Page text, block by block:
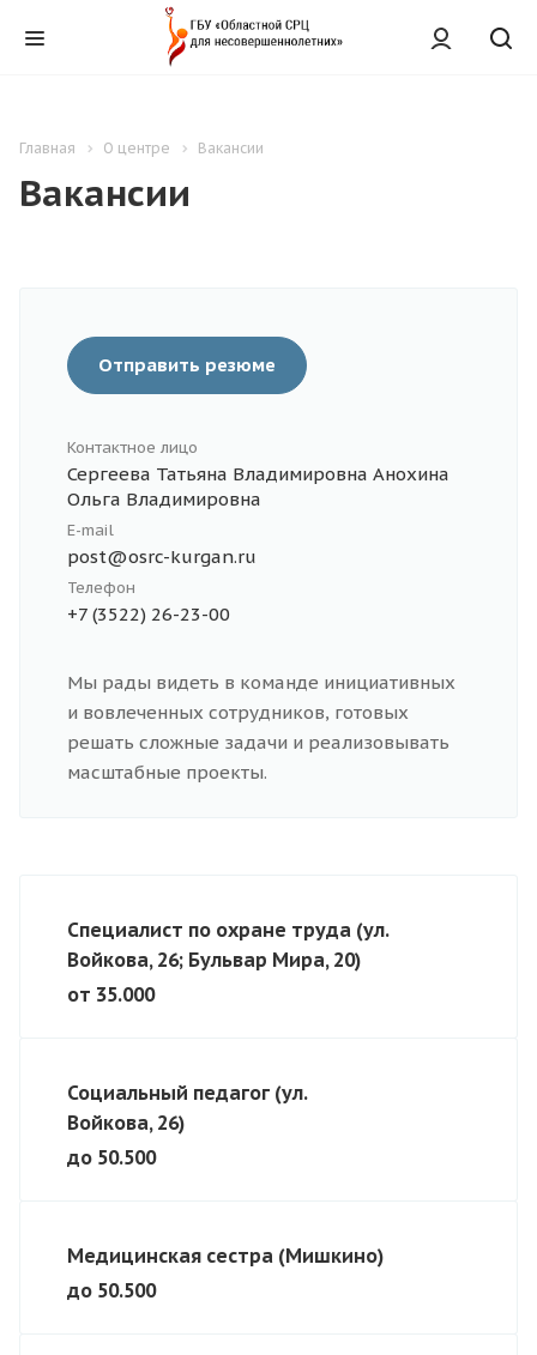
Главная О центре Вакансии
Вакансии
Отправить резюме
Контактное лицо
Сергеева Татьяна Владимировна Анохина
Ольга Владимировна
E-mail
post@osrc-kurgan.ru
Телефон
+7 (3522) 26-23-00
Мы рады видеть в команде инициативных
и вовлеченных сотрудников, готовых
решать сложные задачи и реализовывать
масштабные проекты.
Специалист по охране труда (ул.
Войкова, 26; Бульвар Мира, 20)
от 35.000
Социальный педагог (ул.
Войкова, 26)
до 50.500
Медицинская сестра (Мишкино)
до 50.500